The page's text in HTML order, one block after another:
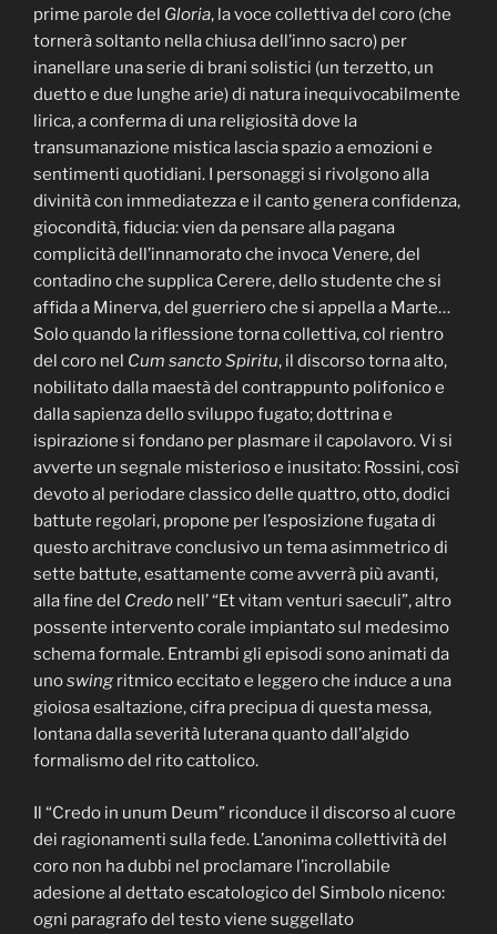
prime parole del Gloria, la voce collettiva del coro (che
tornerà soltanto nella chiusa dell’inno sacro) per
inanellare una serie di brani solistici (un terzetto, un
duetto e due lunghe arie) di natura inequivocabilmente
lirica, a conferma di una religiosità dove la
transumanazione mistica lascia spazio a emozioni e
sentimenti quotidiani. I personaggi si rivolgono alla
divinità con immediatezza e il canto genera confidenza,
giocondità, fiducia: vien da pensare alla pagana
complicità dell’innamorato che invoca Venere, del
contadino che supplica Cerere, dello studente che si
affida a Minerva, del guerriero che si appella a Marte…
Solo quando la riflessione torna collettiva, col rientro
del coro nel Cum sancto Spiritu, il discorso torna alto,
nobilitato dalla maestà del contrappunto polifonico e
dalla sapienza dello sviluppo fugato; dottrina e
ispirazione si fondano per plasmare il capolavoro. Vi si
avverte un segnale misterioso e inusitato: Rossini, così
devoto al periodare classico delle quattro, otto, dodici
battute regolari, propone per l’esposizione fugata di
questo architrave conclusivo un tema asimmetrico di
sette battute, esattamente come avverrà più avanti,
alla fine del Credo nell’ “Et vitam venturi saeculi”, altro
possente intervento corale impiantato sul medesimo
schema formale. Entrambi gli episodi sono animati da
unoswing ritmico eccitato e leggero che induce a una
gioiosa esaltazione, cifra precipua di questa messa,
lontana dalla severità luterana quanto dall’algido
formalismo del rito cattolico.
Il “Credo in unum Deum” riconduce il discorso al cuore
dei ragionamenti sulla fede. L’anonima collettività del
coro non ha dubbi nel proclamare l’incrollabile
adesione al dettato escatologico del Simbolo niceno:
ogni paragrafo del testo viene suggellato